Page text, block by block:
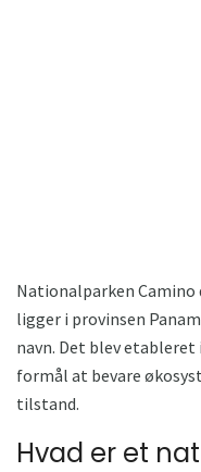
Nationalparken Camino
ligger i provinsen
navn. Det blev etableret
formål at bevare
tilstand.
Hvad er et